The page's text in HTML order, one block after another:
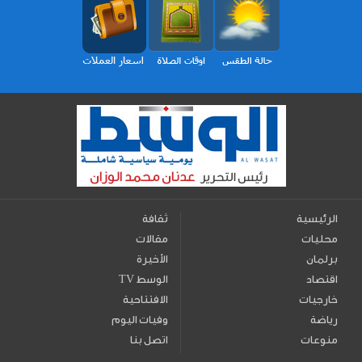
الرئيسية
محليات
برلمان
اقتصاد
خارجيات
رياضة
منوعات
ثقافة
مقالات
الأخيرة
TV الوسط
الافتتاحية
وفيات اليوم
اتصل بنا